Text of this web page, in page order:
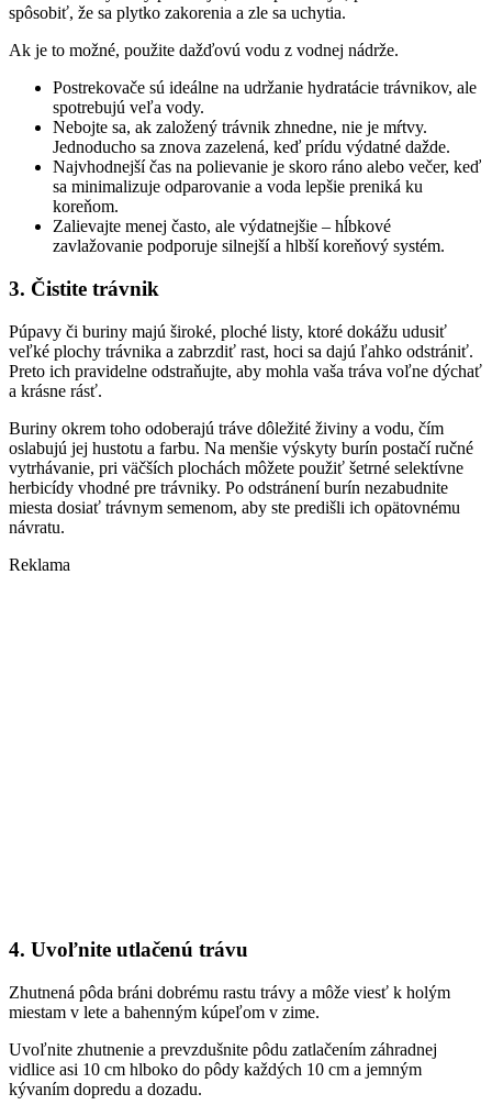
spôsobiť, že sa plytko zakorenia a zle sa uchytia.
Ak je to možné, použite dažďovú vodu z vodnej nádrže.
Postrekovače sú ideálne na udržanie hydratácie trávnikov, ale
spotrebujú veľa vody.
Nebojte sa, ak založený trávnik zhnedne, nie je mŕtvy.
Jednoducho sa znova zazelená, keď prídu výdatné dažde.
Najvhodnejší čas na polievanie je skoro ráno alebo večer, keď
sa minimalizuje odparovanie a voda lepšie preniká ku
koreňom.
Zalievajte menej často, ale výdatnejšie – hĺbkové
zavlažovanie podporuje silnejší a hlbší koreňový systém.
3. Čistite trávnik
Púpavy či buriny majú široké, ploché listy, ktoré dokážu udusiť
veľké plochy trávnika a zabrzdiť rast, hoci sa dajú ľahko odstrániť.
Preto ich pravidelne odstraňujte, aby mohla vaša tráva voľne dýchať
a krásne rásť.
Buriny okrem toho odoberajú tráve dôležité živiny a vodu, čím
oslabujú jej hustotu a farbu. Na menšie výskyty burín postačí ručné
vytrhávanie, pri väčších plochách môžete použiť šetrné selektívne
herbicídy vhodné pre trávniky. Po odstránení burín nezabudnite
miesta dosiať trávnym semenom, aby ste predišli ich opätovnému
návratu.
Reklama
4. Uvoľnite utlačenú trávu
Zhutnená pôda bráni dobrému rastu trávy a môže viesť k holým
miestam v lete a bahenným kúpeľom v zime.
Uvoľnite zhutnenie a prevzdušnite pôdu zatlačením záhradnej
vidlice asi 10 cm hlboko do pôdy každých 10 cm a jemným
kývaním dopredu a dozadu.